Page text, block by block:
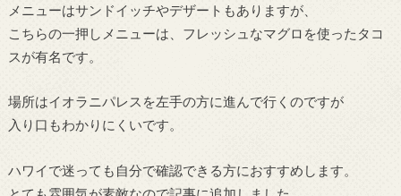
メニューはサンドイッチやデザートもありますが、
こちらの一押しメニューは、フレッシュなマグロを使ったタコ
スが有名です。
場所はイオラニパレスを左手の方に進んで行くのですが
入り口もわかりにくいです。
ハワイで迷っても自分で確認できる方におすすめします。